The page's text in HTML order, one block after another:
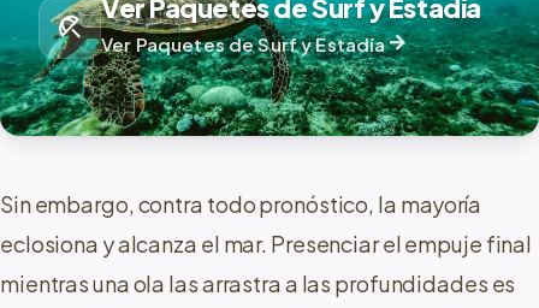
beach_access
Ver Paquetes de Surf y Estadía
Ver Paquetes de Surf y Estadíaarrow_forward
Sin embargo, contra todo pronóstico, la mayoría
eclosiona y alcanza el mar. Presenciar el empuje final
mientras una ola las arrastra a las profundidades es